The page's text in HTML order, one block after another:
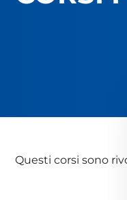
Questi corsi sono